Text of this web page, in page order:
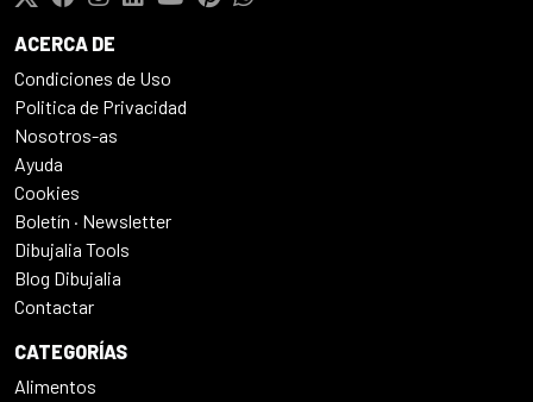
ACERCA DE
Condiciones de Uso
Politica de Privacidad
Nosotros-as
Ayuda
Cookies
Boletín · Newsletter
Dibujalia Tools
Blog Dibujalia
Contactar
CATEGORÍAS
Alimentos